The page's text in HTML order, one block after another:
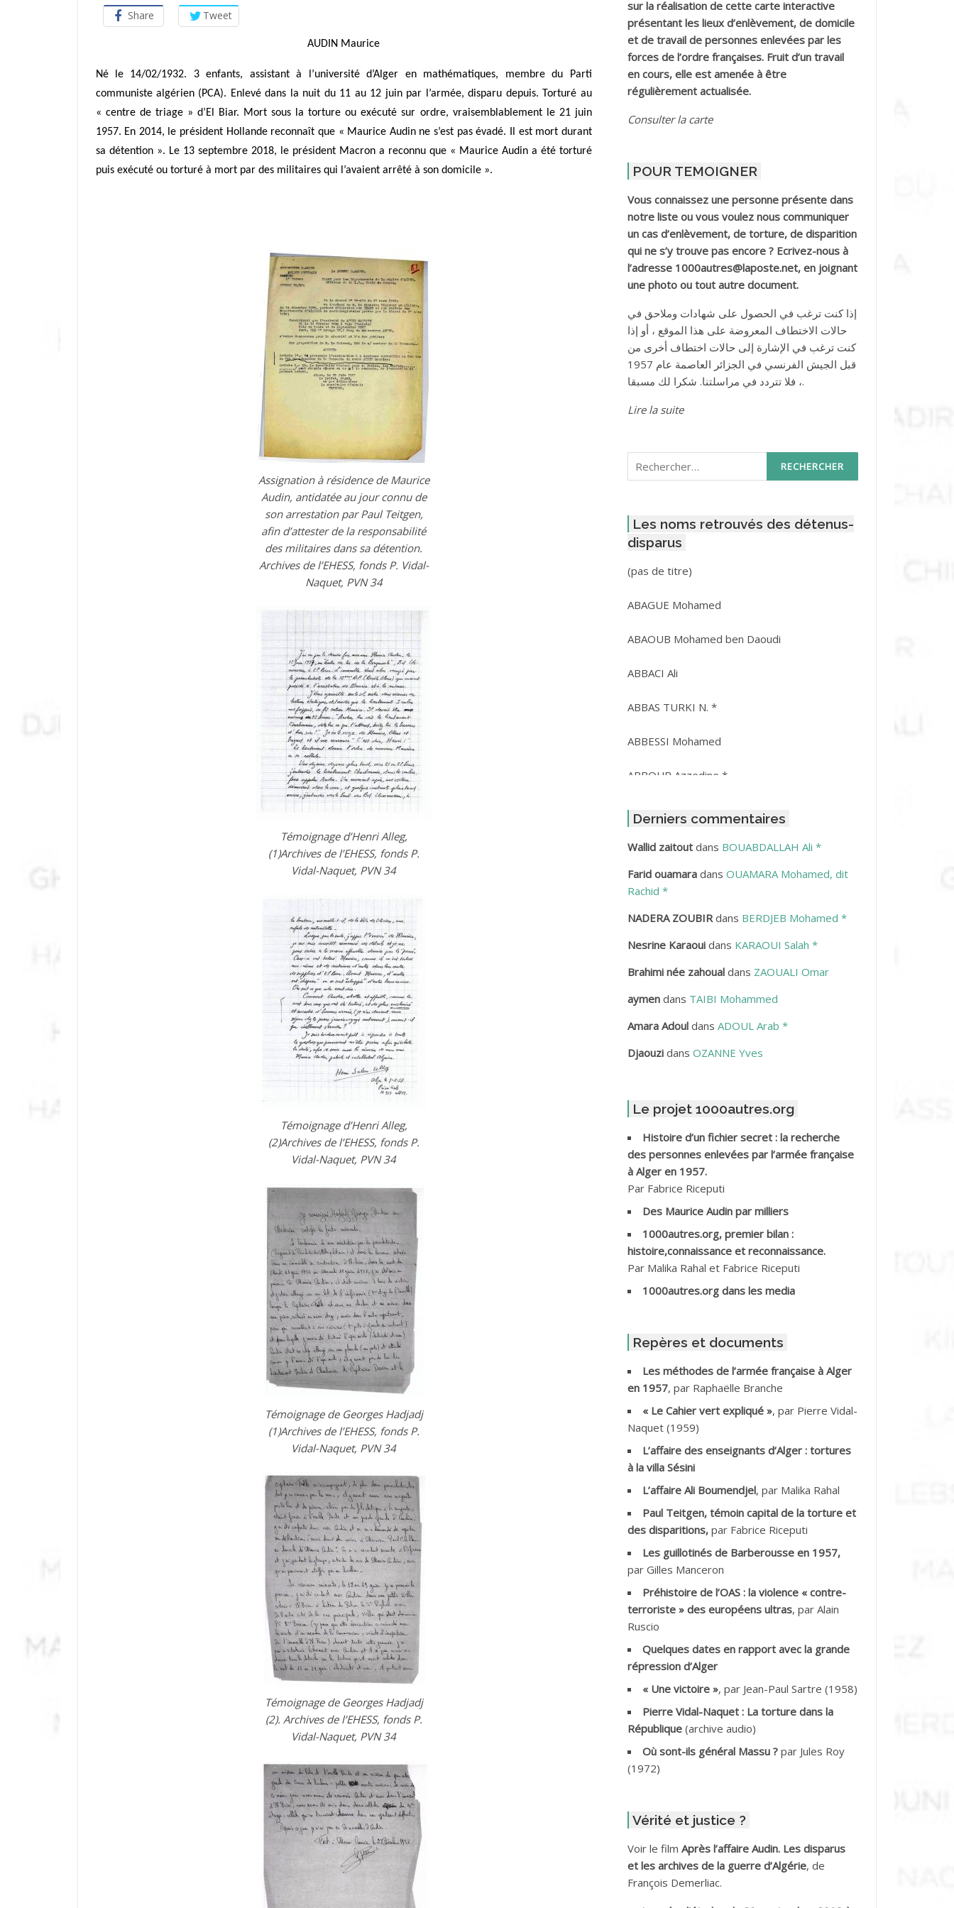
Share Tweet
AUDIN Maurice
Né le 14/02/1932. 3 enfants, assistant à l’université d’Alger en mathématiques, membre du Parti
communiste algérien (PCA). Enlevé dans la nuit du 11 au 12 juin par l’armée, disparu depuis. Torturé au
« centre de triage » d’El Biar. Mort sous la torture ou exécuté sur ordre, vraisemblablement le 21 juin
1957. En 2014, le président Hollande reconnaît que « Maurice Audin ne s’est pas évadé. Il est mort durant
sa détention ». Le 13 septembre 2018, le président Macron a reconnu que « Maurice Audin a été torturé
puis exécuté ou torturé à mort par des militaires qui l’avaient arrêté à son domicile ».
Assignation à résidence de Maurice
Audin, antidatée au jour connu de
son arrestation par Paul Teitgen,
afin d’attester de la responsabilité
des militaires dans sa détention.
Archives de l’EHESS, fonds P. Vidal-
Naquet, PVN 34
Témoignage d’Henri Alleg,
(1)Archives de l’EHESS, fonds P.
Vidal-Naquet, PVN 34
Témoignage d’Henri Alleg,
(2)Archives de l’EHESS, fonds P.
Vidal-Naquet, PVN 34
Témoignage de Georges Hadjadj
(1)Archives de l’EHESS, fonds P.
Vidal-Naquet, PVN 34
Témoignage de Georges Hadjadj
(2). Archives de l’EHESS, fonds P.
Vidal-Naquet, PVN 34
sur la réalisation de cette carte interactive
présentant les lieux d’enlèvement, de domicile
et de travail de personnes enlevées par les
forces de l’ordre françaises. Fruit d’un travail
en cours, elle est amenée à être
régulièrement actualisée.
Consulter la carte
POUR TEMOIGNER
Vous connaissez une personne présente dans
notre liste ou vous voulez nous communiquer
un cas d’enlèvement, de torture, de disparition
qui ne s’y trouve pas encore ? Ecrivez-nous à
l’adresse 1000autres@laposte.net, en joignant
une photo ou tout autre document.
إذا كنت ترغب في الحصول على شهادات وملاحق في
حالات الاختطاف المعروضة على هذا الموقع ، أو إذا
كنت ترغب في الإشارة إلى حالات اختطاف أخرى من
قبل الجيش الفرنسي في الجزائر العاصمة عام 1957
، فلا تتردد في مراسلتنا. شكرا لك مسبقا.
Lire la suite
Rechercher :
Les noms retrouvés des détenus-
disparus
(pas de titre)Post
3416
ABAGUE Mohamed
ABAOUB Mohamed ben Daoudi
ABBACI Ali
ABBAS TURKI N. *
ABBESSI Mohamed
ABBOUR Azzedine *
ABDAT Amar
ABDEDDAIM Hamid
ABDELAZIZ Mohamed
ABDELHAFID Lakhdar
ABDELHOUHAB Haciba
ABDELLAZIZ Mohamed Hamoud*
ABDELLI Mohamed *
ABDELMOUMENE Ahmed
ABDESMED Mohamed ben Kaddour
ABDESSELAMI Kouider
ABDESSLEM Ahmed dit le Coiffeur
ABDOUDOU
ABIB Mohamed
ABNOUN Salah
ACHACHE M.*
ACHLAF Ali
ADALENE Tahar
ADALMI
ADANE Ramdane *
ADDAD
ADDALA Baghdad*
ADDALA Boualem*
ADDANE
ADDECHE Rachid
ADDER Omar *
ADELIOUAT Vve AIT SAADA
ADJAOUT
ADNI Mohamed Akli
Derniers commentaires
Wallid zaitoutdans BOUABDALLAH Ali *
Farid ouamaradans OUAMARA Mohamed, dit
Rachid *
NADERA ZOUBIRdans BERDJEB Mohamed *
Nesrine Karaouidans KARAOUI Salah *
Brahimi née zahoualdans ZAOUALI Omar
aymendans TAIBI Mohammed
Amara Adouldans ADOUL Arab *
Djaouzidans OZANNE Yves
Le projet 1000autres.org
Histoire d’un fichier secret : la recherche
des personnes enlevées par l’armée française
à Alger en 1957.
Par Fabrice Riceputi
Des Maurice Audin par milliers
1000autres.org, premier bilan :
histoire,connaissance et reconnaissance.
Par Malika Rahal et Fabrice Riceputi
1000autres.org dans les media
Repères et documents
Les méthodes de l’armée française à Alger
en 1957, par Raphaëlle Branche
« Le Cahier vert expliqué », par Pierre Vidal-
Naquet (1959)
L’affaire des enseignants d’Alger : tortures
à la villa Sésini
L’affaire Ali Boumendjel, par Malika Rahal
Paul Teitgen, témoin capital de la torture et
des disparitions, par Fabrice Riceputi
Les guillotinés de Barberousse en 1957,
par Gilles Manceron
Préhistoire de l’OAS : la violence « contre-
terroriste » des européens ultras, par Alain
Ruscio
Quelques dates en rapport avec la grande
répression d’Alger
« Une victoire », par Jean-Paul Sartre (1958)
Pierre Vidal-Naquet : La torture dans la
République (archive audio)
Où sont-ils général Massu ? par Jules Roy
(1972)
Vérité et justice ?
Voir le film Après l’affaire Audin. Les disparus
et les archives de la guerre d’Algérie, de
François Demerliac.